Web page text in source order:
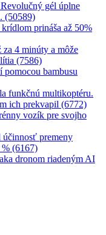
gél úplne
(50589)
prináša až 50%
za 4 minúty a môže
(7586)
bambusu
funkčnú multikoptéru.
ich prekvapil (6772)
vozík pre svojho
premeny
% (6167)
dronom riadeným AI